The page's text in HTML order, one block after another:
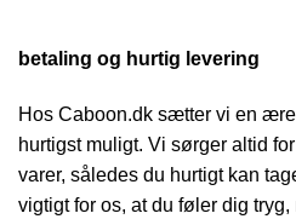
betaling og hurtig levering
Hos Caboon.dk sætter vi en
hurtigst muligt. Vi sørger altid
varer, således du hurtigt kan
vigtigt for os, at du føler dig